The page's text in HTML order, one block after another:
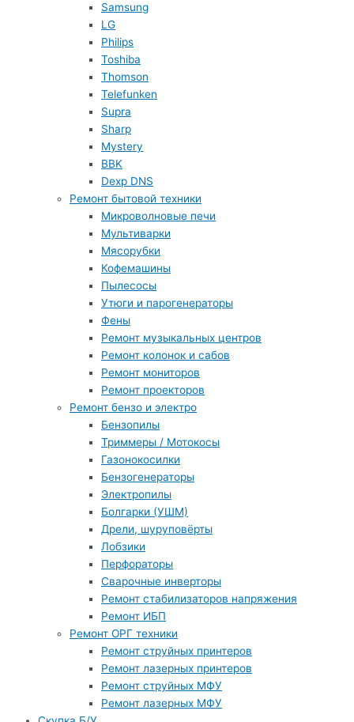
Samsung
LG
Philips
Toshiba
Thomson
Telefunken
Supra
Sharp
Mystery
BBK
Dexp DNS
Ремонт бытовой техники
Микроволновые печи
Мультиварки
Мясорубки
Кофемашины
Пылесосы
Утюги и парогенераторы
Фены
Ремонт музыкальных центров
Ремонт колонок и сабов
Ремонт мониторов
Ремонт проекторов
Ремонт бензо и электро
Бензопилы
Триммеры / Мотокосы
Газонокосилки
Бензогенераторы
Электропилы
Болгарки (УШМ)
Дрели, шуруповёрты
Лобзики
Перфораторы
Сварочные инверторы
Ремонт стабилизаторов напряжения
Ремонт ИБП
Ремонт ОРГ техники
Ремонт струйных принтеров
Ремонт лазерных принтеров
Ремонт струйных МФУ
Ремонт лазерных МФУ